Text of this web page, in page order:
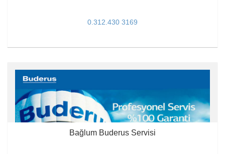
0.312.430 3169
Bağlum Buderus Servisi